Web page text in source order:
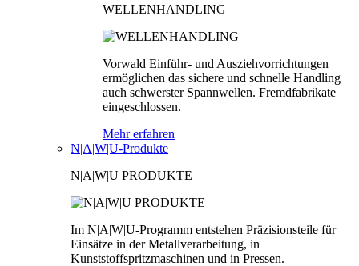
WELLENHANDLING
Vorwald Einführ- und Ausziehvorrichtungen
ermöglichen das sichere und schnelle Handling
auch schwerster Spannwellen. Fremdfabrikate
eingeschlossen.
Mehr erfahren
N|A|W|U-Produkte
N|A|W|U PRODUKTE
Im N|A|W|U-Programm entstehen Präzisionsteile für
Einsätze in der Metallverarbeitung, in
Kunststoffspritzmaschinen und in Pressen.